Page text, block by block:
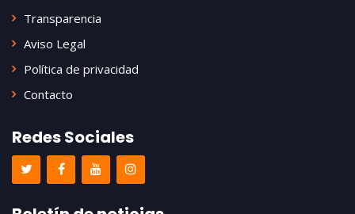
Transparencia
Aviso Legal
Política de privacidad
Contacto
Redes Sociales